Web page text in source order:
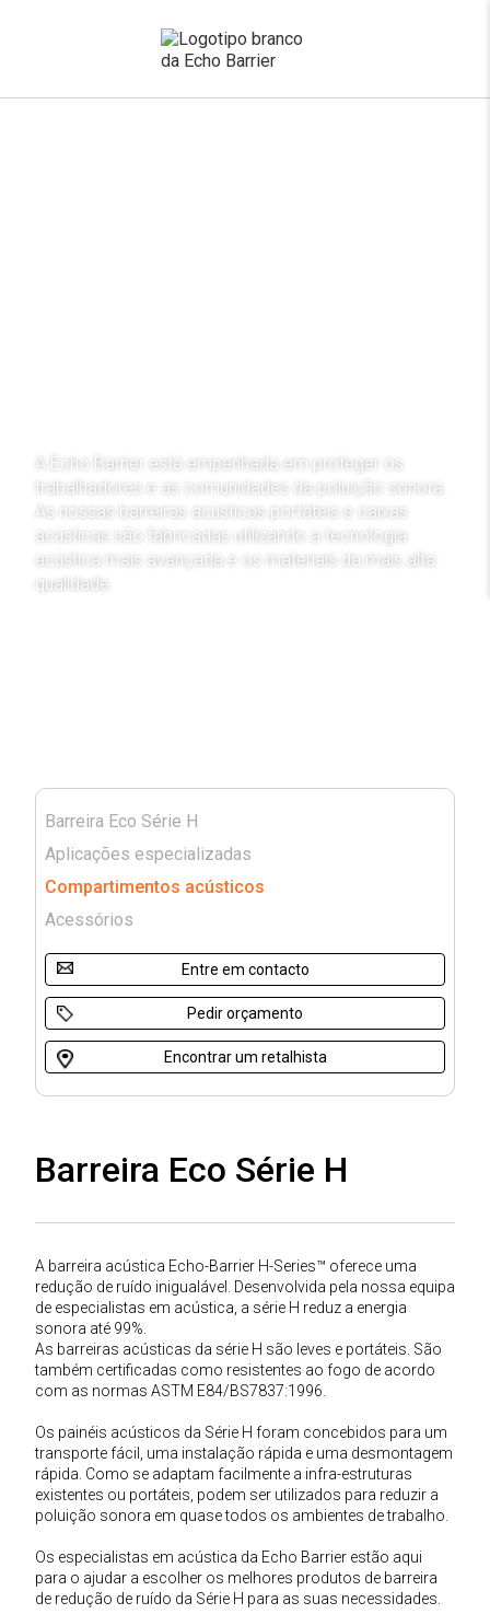
A Echo Barrier está empenhada em proteger os
trabalhadores e as comunidades da poluição sonora.
As nossas barreiras acústicas portáteis e caixas
acústicas são fabricadas utilizando a tecnologia
acústica mais avançada e os materiais da mais alta
qualidade.
Barreira Eco Série H
Aplicações especializadas
Compartimentos acústicos
Acessórios
Entre em contacto
Pedir orçamento
Encontrar um retalhista
Barreira Eco Série H
A barreira acústica Echo-Barrier H-Series™ oferece uma
redução de ruído inigualável. Desenvolvida pela nossa equipa
de especialistas em acústica, a série H reduz a energia
sonora até 99%.
As barreiras acústicas da série H são leves e portáteis. São
também certificadas como resistentes ao fogo de acordo
com as normas ASTM E84/BS7837:1996.
Os painéis acústicos da Série H foram concebidos para um
transporte fácil, uma instalação rápida e uma desmontagem
rápida. Como se adaptam facilmente a infra-estruturas
existentes ou portáteis, podem ser utilizados para reduzir a
poluição sonora em quase todos os ambientes de trabalho.
Os especialistas em acústica da Echo Barrier estão aqui
para o ajudar a escolher os melhores produtos de barreira
de redução de ruído da Série H para as suas necessidades.